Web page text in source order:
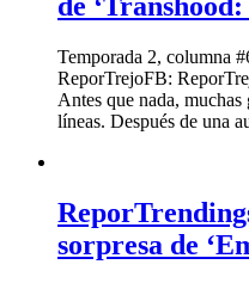
Temporada 2, columna
ReporTrejoFB:
Antes que nada, muchas
líneas. Después de una
sorpresa de